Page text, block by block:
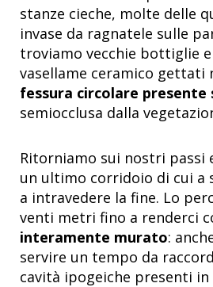
stanze cieche, molte delle
invase da ragnatele sulle
troviamo vecchie bottiglie
vasellame ceramico gettati
fessura circolare
semiocclusa dalla
Ritorniamo sui nostri passi
un ultimo corridoio di cui a
a intravedere la fine. Lo
venti metri fino a renderci
interamente murato:
servire un tempo da
cavità ipogeiche presenti in